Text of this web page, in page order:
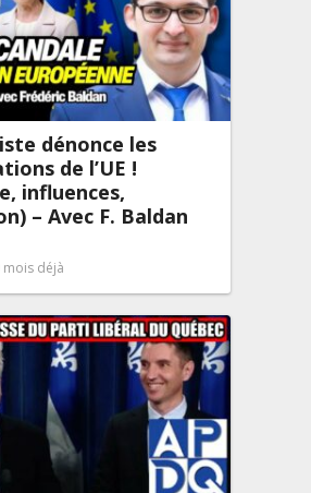
dénonce les
de l’UE !
influences,
– Avec F. Baldan
mois déjà